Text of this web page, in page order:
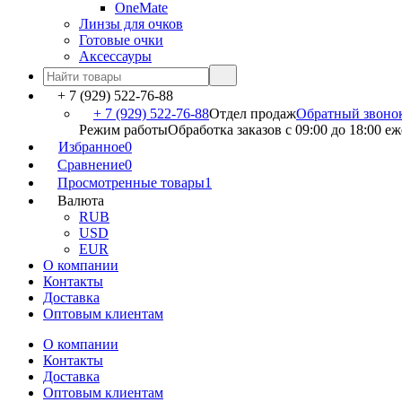
OneMate
Линзы для очков
Готовые очки
Аксессауры
+ 7 (929) 522-76-88
+ 7 (929) 522-76-88Отдел продажОбратный
Режим работыОбработка заказов с 09:00 до 18:00
Избранное0
Сравнение0
Просмотренные товары1
Валюта
RUB
USD
EUR
О компании
Контакты
Доставка
Оптовым клиентам
О компании
Контакты
Доставка
Оптовым клиентам